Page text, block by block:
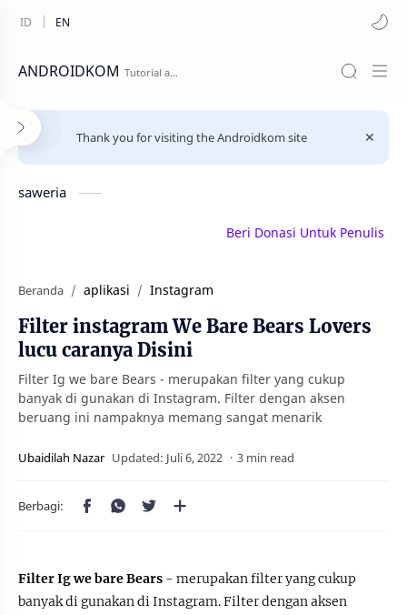
ANDROIDKOM
Thank you for visiting the Androidkom site
saweria
Beri Donasi Untuk Penulis |
Beranda aplikasi Instagram
Filter instagram We Bare Bears Lovers
lucu caranya Disini
Filter Ig we bare Bears - merupakan filter yang cukup
banyak di gunakan di Instagram. Filter dengan aksen
beruang ini nampaknya memang sangat menarik
3 min read
Filter Ig we bare Bears - merupakan filter yang cukup
banyak di gunakan di Instagram. Filter dengan aksen